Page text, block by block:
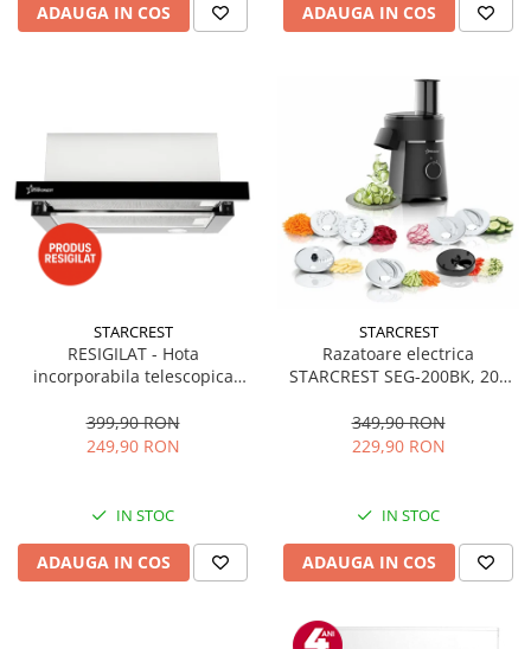
ADAUGA IN COS ADAUGA IN COS
STARCREST
RESIGILAT - Hota
incorporabila telescopica
Putere de absorbtie 550 m3/h,
1 Motor, 2 Trepte putere, 60
399,90 RON
249,90 RON
IN STOC
ADAUGA IN COS
STARCREST
Razatoare electrica
STARCREST SEG-200BK, 200
349,90 RON
229,90 RON
IN STOC
ADAUGA IN COS